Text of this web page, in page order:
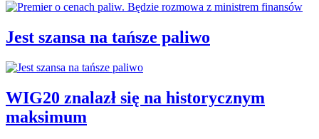
Jest szansa na tańsze paliwo
WIG20 znalazł się na historycznym
maksimum